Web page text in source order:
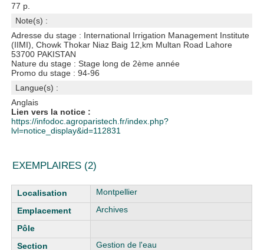
77 p.
Note(s) :
Adresse du stage : International Irrigation Management Institute
(IIMI), Chowk Thokar Niaz Baig 12,km Multan Road Lahore
53700 PAKISTAN
Nature du stage : Stage long de 2ème année
Promo du stage : 94-96
Langue(s) :
Anglais
Lien vers la notice :
https://infodoc.agroparistech.fr/index.php?
lvl=notice_display&id=112831
EXEMPLAIRES (2)
Liste des exemplaires
Montpellier
Archives
Gestion de l'eau